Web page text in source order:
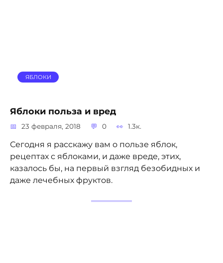
ЯБЛОКИ
Яблоки польза и вред
23 февраля, 2018 0 1.3к.
Сегодня я расскажу вам о пользе яблок,
рецептах с яблоками, и даже вреде, этих,
казалось бы, на первый взгляд безобидных и
даже лечебных фруктов.